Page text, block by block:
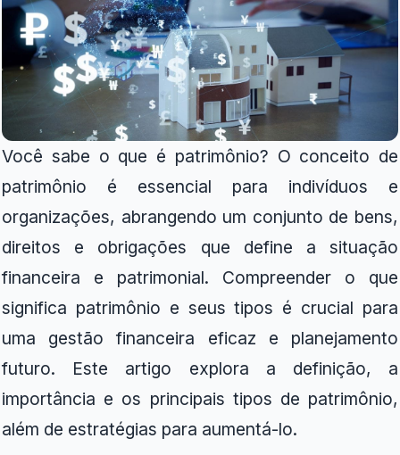
Você sabe o que é patrimônio? O conceito de
patrimônio é essencial para indivíduos e
organizações, abrangendo um conjunto de bens,
direitos e obrigações que define a situação
financeira e patrimonial. Compreender o que
significa patrimônio e seus tipos é crucial para
uma gestão financeira eficaz e planejamento
futuro. Este artigo explora a definição, a
importância e os principais tipos de patrimônio,
além de estratégias para aumentá-lo.